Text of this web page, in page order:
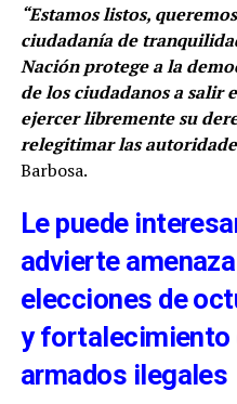
“Estamos listos,
ciudadanía de
Nación protege a la
de los ciudadanos a salir
ejercer libremente su
relegitimar las
Barbosa.
Le puede
advierte
elecciones de
y fortalecimiento
armados ilegales